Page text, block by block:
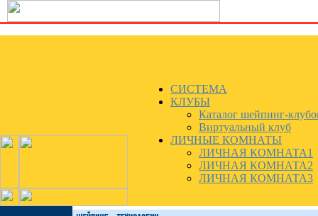
СИСТЕМА
КЛУБЫ
Каталог шейпинг-
Виртуальный клуб
ЛИЧНЫЕ КОМНАТЫ
ЛИЧНАЯ КОМНАТА1
ЛИЧНАЯ КОМНАТА2
ЛИЧНАЯ КОМНАТА3